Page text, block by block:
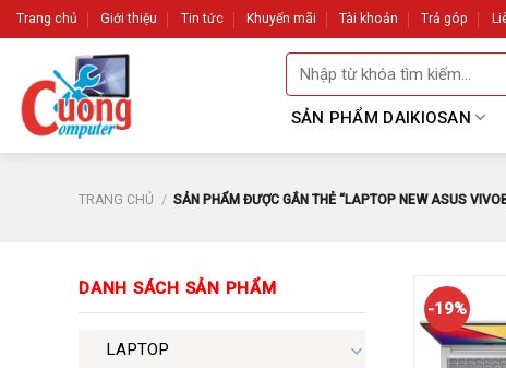
Skip
to
Trang chủ Giới thiệu Tin tức Khuyến mãi Tài khoản Trả góp
Tìm
kiếm:
SẢN PHẨM DAIKIOSAN
TRANG CHỦ / SẢN PHẨM ĐƯỢC GẮN THẺ “LAPTOP NEW ASUS
DANH SÁCH SẢN PHẨM
LAPTOP
-19%